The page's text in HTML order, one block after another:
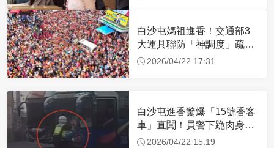
白沙屯媽祖進香！交通部3
大運具聯防「神調度」疏運
32.1萬創新高
2026/04/22 17:31
白沙屯進香驚爆「15號香客
車」直闖！員警下跪肉身擋
車：讓行人先過
2026/04/22 15:19